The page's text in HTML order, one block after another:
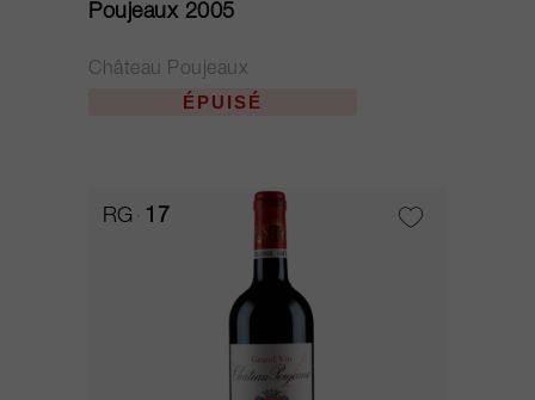
Poujeaux 2005
Château Poujeaux
ÉPUISÉ
RG 17